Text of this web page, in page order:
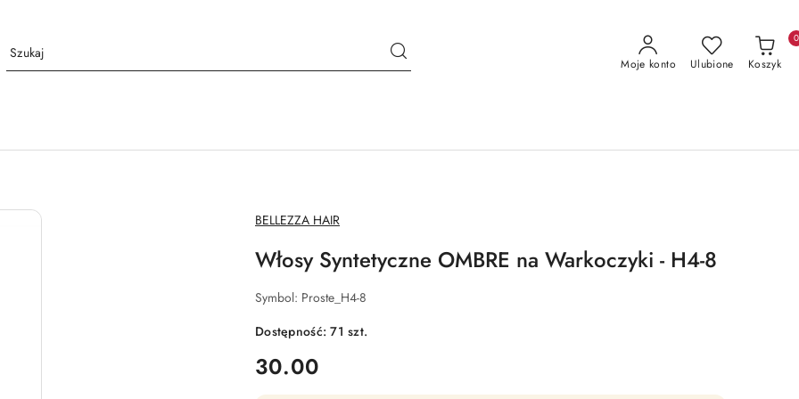
Moje konto Ulubione Koszyk
0
NAZWA
PRODUCENTA:
BELLEZZA HAIR
Włosy Syntetyczne OMBRE na Warkoczyki - H4-8
Symbol: Proste_H4-8
Dostępność:71szt.
cena:
30.00